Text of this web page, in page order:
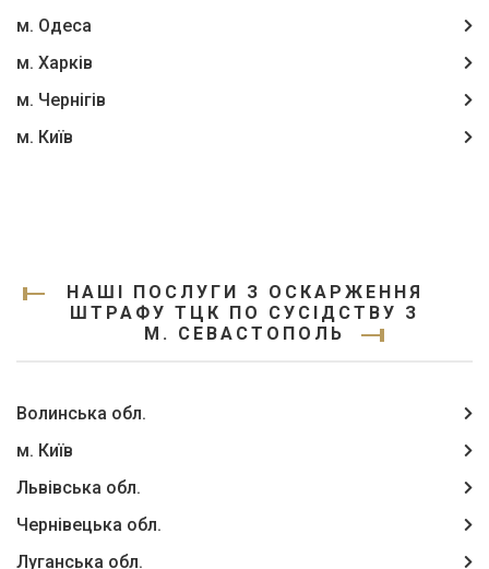
м. Одеса
м. Харків
м. Чернігів
м. Київ
НАШІ ПОСЛУГИ З ОСКАРЖЕННЯ
ШТРАФУ ТЦК ПО СУСІДСТВУ З
М. СЕВАСТОПОЛЬ
Волинська обл.
м. Київ
Львівська обл.
Чернівецька обл.
Луганська обл.